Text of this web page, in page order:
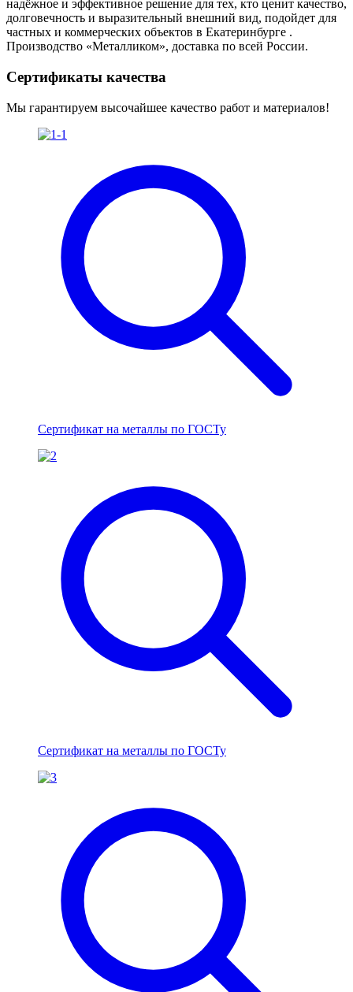
надёжное и эффективное решение для тех, кто ценит качество,
долговечность и выразительный внешний вид, подойдет для
частных и коммерческих объектов в Екатеринбурге .
Производство «Металликом», доставка по всей России.
Сертификаты качества
Мы гарантируем высочайшее качество работ и материалов!
Сертификат на металлы по ГОСТу
Сертификат на металлы по ГОСТу